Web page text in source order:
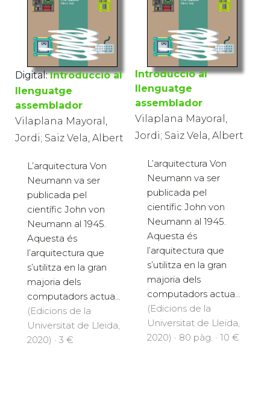
Digital: Introducció al
llenguatge
assemblador
Vilaplana Mayoral,
L’arquitectura Von
Neumann va ser
publicada pel
científic John von
Neumann al 1945.
Aquesta és
l’arquitectura que
s’utilitza en la gran
majoria dels
computadors actua...
(Edicions de la
Universitat de Lleida,
Introducció al
llenguatge
assemblador
Vilaplana Mayoral,
L’arquitectura Von
Neumann va ser
publicada pel
científic John von
Neumann al 1945.
Aquesta és
l’arquitectura que
s’utilitza en la gran
majoria dels
computadors actua...
(Edicions de la
Universitat de Lleida,